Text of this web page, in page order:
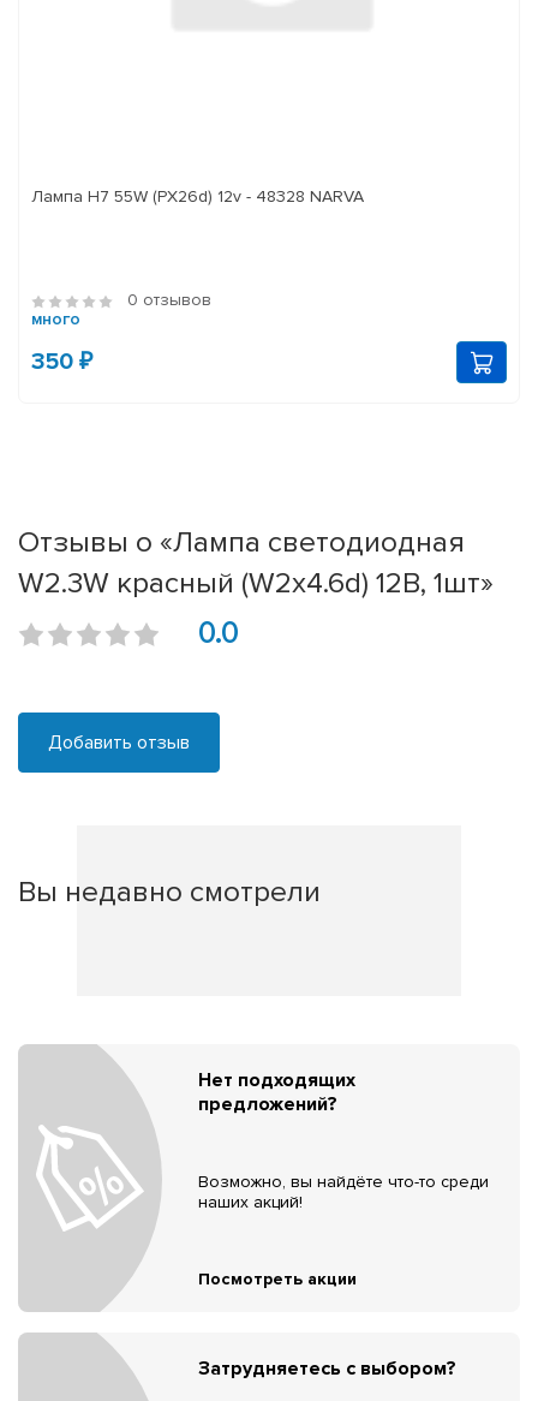
Лампа H7 55W (PX26d) 12v - 48328 NARVA
0 отзывов
много
350 ₽
Отзывы о «Лампа светодиодная
W2.3W красный (W2x4.6d) 12В, 1шт»
0.0
Добавить отзыв
Вы недавно смотрели
Нет подходящих
предложений?
Возможно, вы найдёте что-то среди
наших акций!
Посмотреть акции
Затрудняетесь с выбором?